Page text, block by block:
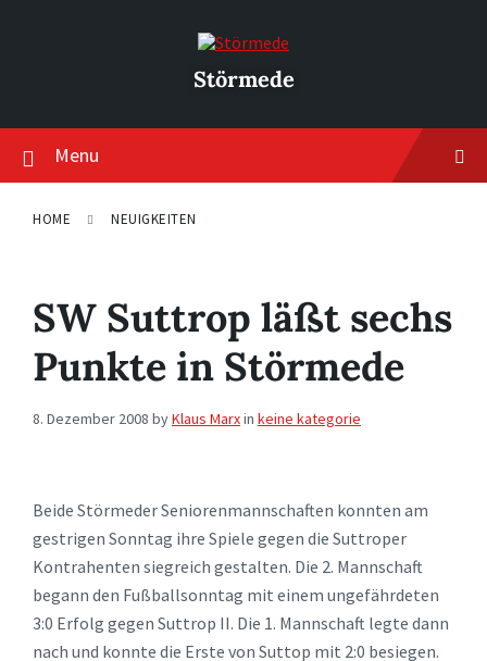
Störmede
Menu
HOME NEUIGKEITEN
SW Suttrop läßt sechs
Punkte in Störmede
8. Dezember 2008 byKlaus Marxin keine kategorie
Beide Störmeder Seniorenmannschaften konnten am
gestrigen Sonntag ihre Spiele gegen die Suttroper
Kontrahenten siegreich gestalten. Die 2. Mannschaft
begann den Fußballsonntag mit einem ungefährdeten
3:0 Erfolg gegen Suttrop II. Die 1. Mannschaft legte dann
nach und konnte die Erste von Suttop mit 2:0 besiegen.